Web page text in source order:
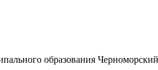
образования